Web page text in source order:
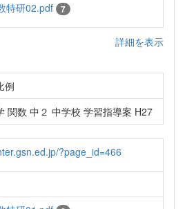
特研02.pdf 7
詳細を表示
例
関数 中２ 中学校 学習指導案 H27
?page_id=466